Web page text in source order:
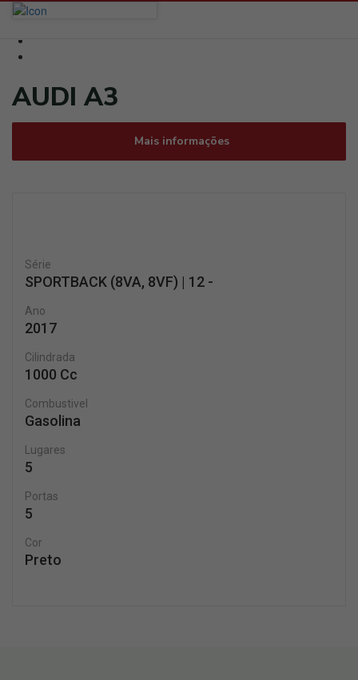
AUDI A3
Mais informações
Série
SPORTBACK (8VA, 8VF) | 12 -
Ano
2017
Cilindrada
1000 Cc
Combustivel
Gasolina
Lugares
5
Portas
5
Cor
Preto